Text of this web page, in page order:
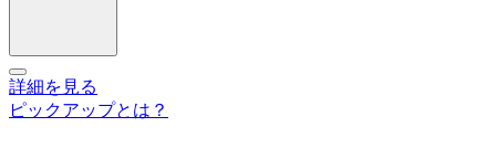
詳細を見る
ピックアップとは？